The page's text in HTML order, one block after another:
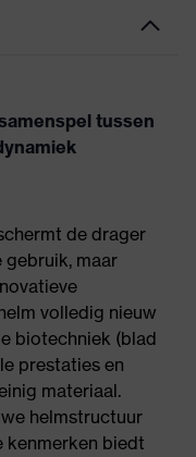
tussen
de drager
gebruik, maar
volledig nieuw
biotechniek (blad
prestaties en
materiaal.
helmstructuur
kenmerken biedt